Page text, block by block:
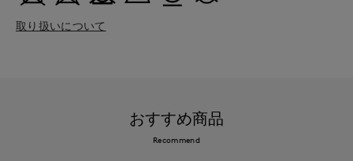
取り扱いについて
おすすめ商品
Recommend